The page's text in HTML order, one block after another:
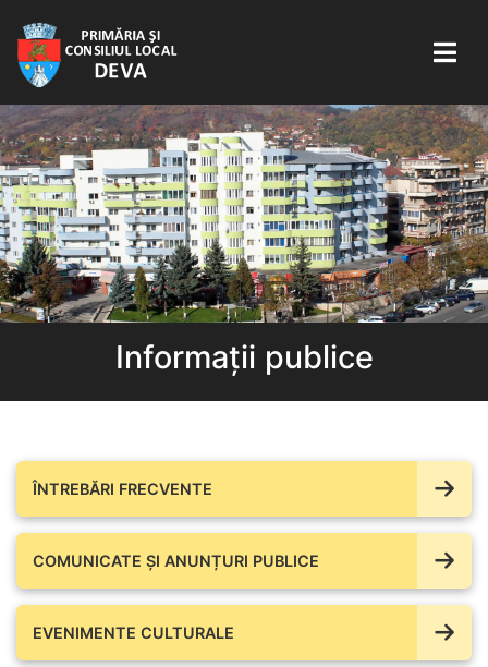
Informații publice
ÎNTREBĂRI FRECVENTE
COMUNICATE ŞI ANUNȚURI PUBLICE
EVENIMENTE CULTURALE